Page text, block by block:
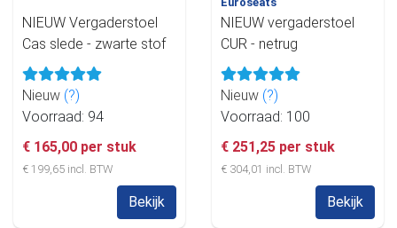
NIEUW Vergaderstoel
Cas slede - zwarte stof
Nieuw (?)
Voorraad: 94
€ 165,00 per stuk
€ 199,65 incl. BTW
Bekijk
NIEUW vergaderstoel
CUR - netrug
Nieuw (?)
Voorraad: 100
€ 251,25 per stuk
€ 304,01 incl. BTW
Bekijk